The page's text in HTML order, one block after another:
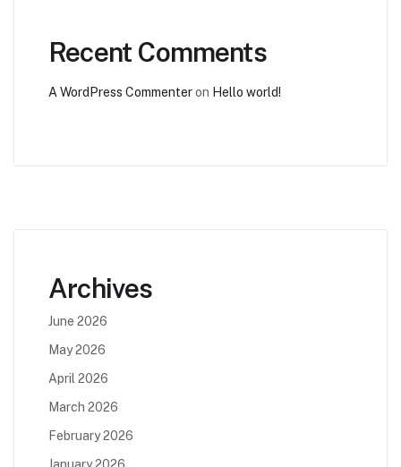
Recent Comments
A WordPress Commenteron Hello world!
Archives
June 2026
May 2026
April 2026
March 2026
February 2026